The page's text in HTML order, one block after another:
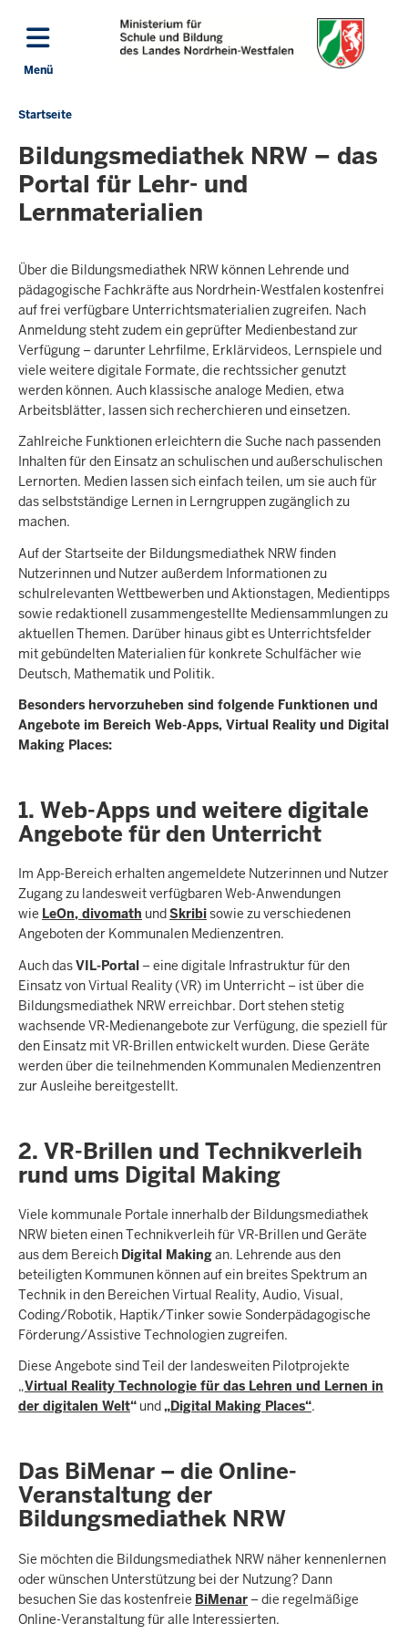
Direkt zum Inhalt
Menü
Sie
sich
hier
Startseite
Bildungsmediathek NRW – das
Portal für Lehr- und
Lernmaterialien
Über die Bildungsmediathek NRW können Lehrende und
pädagogische Fachkräfte aus Nordrhein-Westfalen kostenfrei
auf frei verfügbare Unterrichtsmaterialien zugreifen. Nach
Anmeldung steht zudem ein geprüfter Medienbestand zur
Verfügung – darunter Lehrfilme, Erklärvideos, Lernspiele und
viele weitere digitale Formate, die rechtssicher genutzt
werden können. Auch klassische analoge Medien, etwa
Arbeitsblätter, lassen sich recherchieren und einsetzen.
Zahlreiche Funktionen erleichtern die Suche nach passenden
Inhalten für den Einsatz an schulischen und außerschulischen
Lernorten. Medien lassen sich einfach teilen, um sie auch für
das selbstständige Lernen in Lerngruppen zugänglich zu
machen.
Auf der Startseite der Bildungsmediathek NRW finden
Nutzerinnen und Nutzer außerdem Informationen zu
schulrelevanten Wettbewerben und Aktionstagen, Medientipps
sowie redaktionell zusammengestellte Mediensammlungen zu
aktuellen Themen. Darüber hinaus gibt es Unterrichtsfelder
mit gebündelten Materialien für konkrete Schulfächer wie
Deutsch, Mathematik und Politik.
Besonders hervorzuheben sind folgende Funktionen und
Angebote im Bereich Web-Apps, Virtual Reality und Digital
Making Places:
1. Web-Apps und weitere digitale
Angebote für den Unterricht
Im App-Bereich erhalten angemeldete Nutzerinnen und Nutzer
Zugang zu landesweit verfügbaren Web-Anwendungen
wie LeOn, divomath undSkribisowie zu verschiedenen
Angeboten der Kommunalen Medienzentren.
Auch dasVIL-Portal – eine digitale Infrastruktur für den
Einsatz von Virtual Reality (VR) im Unterricht – ist über die
Bildungsmediathek NRW erreichbar. Dort stehen stetig
wachsende VR-Medienangebote zur Verfügung, die speziell für
den Einsatz mit VR-Brillen entwickelt wurden. Diese Geräte
werden über die teilnehmenden Kommunalen Medienzentren
zur Ausleihe bereitgestellt.
2. VR-Brillen und Technikverleih
rund ums Digital Making
Viele kommunale Portale innerhalb der Bildungsmediathek
NRW bieten einen Technikverleih für VR-Brillen und Geräte
aus dem Bereich Digital Makingan. Lehrende aus den
beteiligten Kommunen können auf ein breites Spektrum an
Technik in den Bereichen Virtual Reality, Audio, Visual,
Coding/Robotik, Haptik/Tinker sowie Sonderpädagogische
Förderung/Assistive Technologien zugreifen.
Diese Angebote sind Teil der landesweiten Pilotprojekte
„Virtual Reality Technologie für das Lehren und Lernen in
der digitalen Welt“ und „Digital Making Places“.
Das BiMenar – die Online-
Veranstaltung der
Bildungsmediathek NRW
Sie möchten die Bildungsmediathek NRW näher kennenlernen
oder wünschen Unterstützung bei der Nutzung? Dann
besuchen Sie das kostenfreie BiMenar – die regelmäßige
Online-Veranstaltung für alle Interessierten.